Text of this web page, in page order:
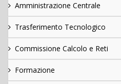
Amministrazione Centrale
Trasferimento Tecnologico
Commissione Calcolo e Reti
Formazione